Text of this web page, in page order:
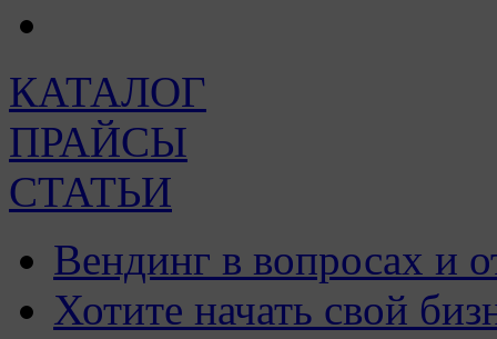
КАТАЛОГ
ПРАЙСЫ
СТАТЬИ
Вендинг в вопросах и
Хотите начать свой